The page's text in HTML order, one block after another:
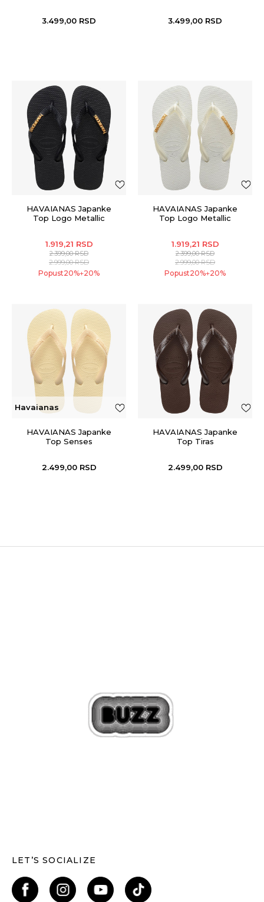
3.499,00 RSD
3.499,00 RSD
HAVAIANAS Japanke
Top Logo Metallic
1.919,21 RSD
2.399,00RSD
2.999,00RSD
Popust20%+20%
HAVAIANAS Japanke
Top Logo Metallic
1.919,21 RSD
2.399,00RSD
2.999,00RSD
Popust20%+20%
Havaianas
HAVAIANAS Japanke
Top Senses
2.499,00 RSD
HAVAIANAS Japanke
Top Tiras
2.499,00 RSD
LET’S SOCIALIZE